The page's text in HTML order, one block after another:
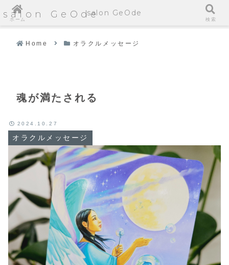
salon GeOde
Home オラクルメッセージ
魂が満たされる
オラクルメッセージ
2024.10.27
ホーム
salon GeOde
検索